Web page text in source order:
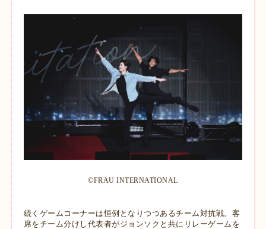
©︎FRAU INTERNATIONAL
続くゲームコーナーは恒例となりつつあるチーム対抗戦。客
席をチーム分けし代表者がジョンソクと共にリレーゲームを